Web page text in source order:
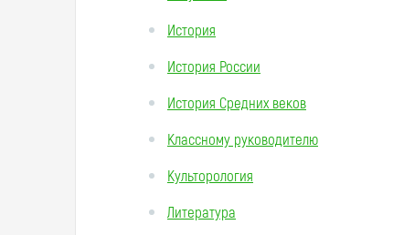
История
История России
История Средних веков
Классному руководителю
Культорология
Литература